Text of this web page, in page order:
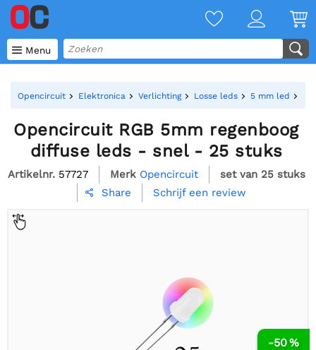
 Menu
Opencircuit Elektronica Verlichting Losse leds 5 mm led
Opencircuit RGB 5mm regenboog
diffuse leds - snel - 25 stuks
Artikelnr. 57727 Merk Opencircuit set van 25 stuks
 Share Schrijf een review
-50 %